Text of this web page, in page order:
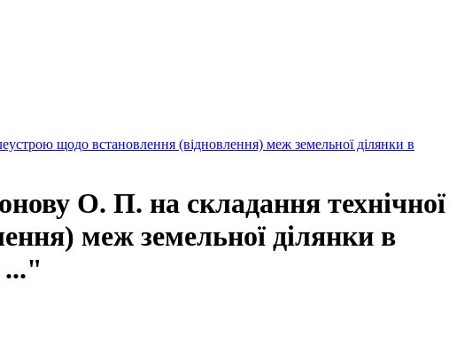
щодо встановлення (відновлення) меж земельної ділянки в
О. П. на складання технічної
меж земельної ділянки в
..."